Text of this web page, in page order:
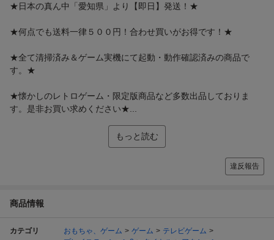
★日本の真ん中「愛知県」より【即日】発送！★
★何点でも送料一律５００円！合わせ買いがお得です！★
★全て清掃済み＆ゲーム実機にて起動・動作確認済みの商品で
す。★
★懐かしのレトロゲーム・限定版商品など多数出品しておりま
す。是非お買い求めください★...
もっと読む
違反報告
商品情報
カテゴリ おもちゃ、ゲーム ゲーム
テレビゲーム